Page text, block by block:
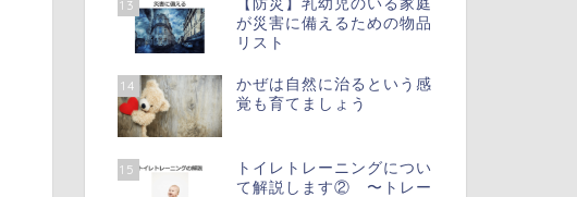
13
【防災】乳幼児のいる家庭
が災害に備えるための物品
リスト
14
かぜは自然に治るという感
覚も育てましょう
15
トイレトレーニングについ
て解説します② 〜トレー